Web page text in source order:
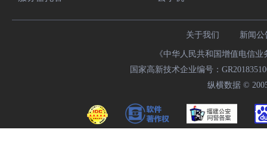
关于我们 新闻公
《中华人民共和国增值电信
国家高新技术企业编号：
纵横数据 ©